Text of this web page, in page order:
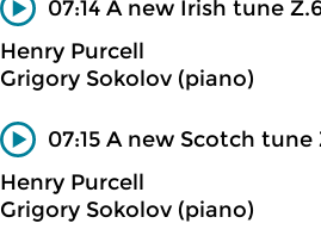
07:14 A new Irish tune
Henry Purcell
Grigory Sokolov (piano)
07:15 A new Scotch tune
Henry Purcell
Grigory Sokolov (piano)